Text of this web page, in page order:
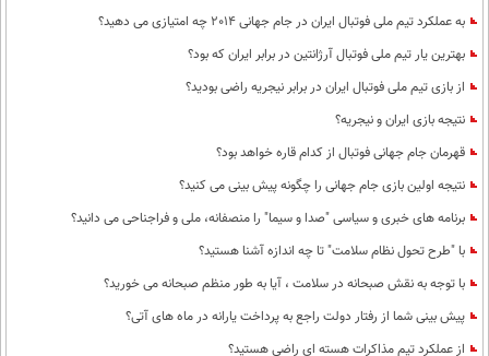
به عملکرد تیم ملی فوتبال ایران در جام جهانی 2014 چه امتیازی می دهید؟
بهترین یار تیم ملی فوتبال آرژانتین در برابر ایران که بود؟
از بازی تیم ملی فوتبال ایران در برابر نیجریه راضی بودید؟
نتیجه بازی ایران و نیجریه؟
قهرمان جام جهانی فوتبال از کدام قاره خواهد بود؟
نتیجه اولین بازی جام جهانی را چگونه پیش بینی می کنید؟
برنامه های خبری و سیاسی "صدا و سیما" را منصفانه، ملی و فراجناحی می دانید؟
با "طرح تحول نظام سلامت"‌ تا چه اندازه آشنا هستید؟
با توجه به نقش صبحانه در سلامت ، آیا به طور منظم صبحانه می خورید؟
پیش بینی شما از رفتار دولت راجع به پرداخت یارانه در ماه های آتی؟
از عملکرد تیم مذاکرات هسته ای راضی هستید؟